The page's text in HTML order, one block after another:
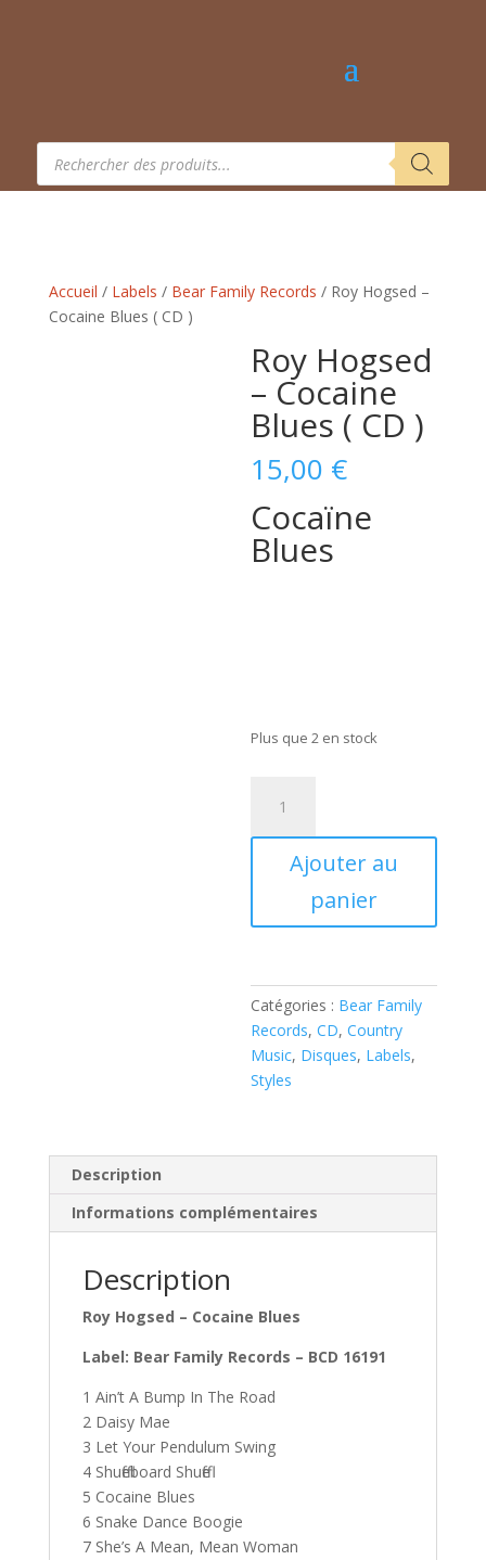
Recherche
produits
Accueil / Labels / Bear Family Records / Roy Hogsed –
Cocaine Blues ( CD )
Roy Hogsed
– Cocaine
Blues ( CD )
15,00 €
Cocaïne
Blues
Plus que 2 en stock
Roy
Hogsed
CD
)
Ajouter au
panier
Catégories : Bear Family
Records,CD,Country
Music, Disques, Labels,
Styles
Description
Informations complémentaires
Description
Roy Hogsed – Cocaine Blues
Label: Bear Family Records – BCD 16191
1 Ain’t A Bump In The Road
2 Daisy Mae
3 Let Your Pendulum Swing
4 Shuffleboard Shuffle
5 Cocaine Blues
6 Snake Dance Boogie
7 She’s A Mean, Mean Woman